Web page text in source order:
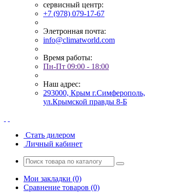
сервисный центр:
+7 (978) 079-17-67
Элетронная почта:
info@climatworld.com
Время работы:
Пн-Пт 09:00 - 18:00
Наш адрес:
293000, Крым г.Симферополь,
ул.Крымской правды 8-Б
Стать дилером
Личный кабинет
Мои закладки (0)
Сравнение товаров (0)